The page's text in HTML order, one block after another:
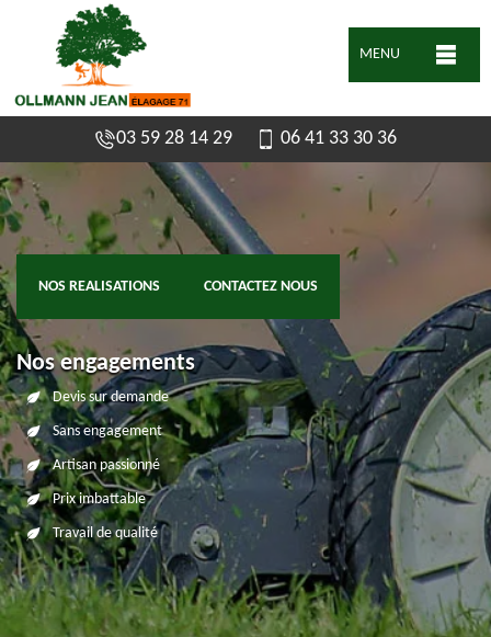
MENU
03 59 28 14 29 06 41 33 30 36
NOS REALISATIONS CONTACTEZ NOUS
Nos engagements
Devis sur demande
Sans engagement
Artisan passionné
Prix imbattable
Travail de qualité